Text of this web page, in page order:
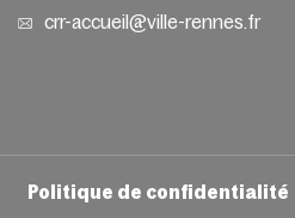
crr-accueil@ville-rennes.fr
Politique de confidentialité